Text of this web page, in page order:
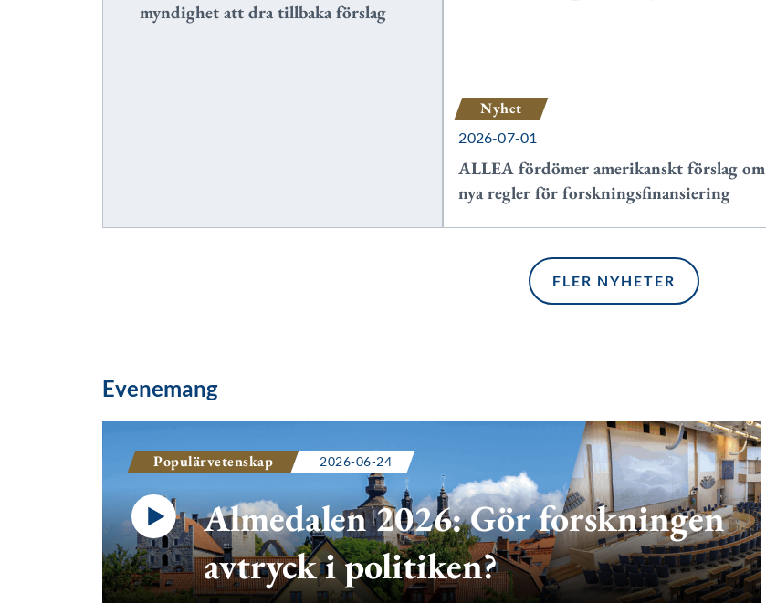
myndighet att dra tillbaka förslag
Nyhet
2026-07-01
ALLEA fördömer amerikanskt förslag om
nya regler för forskningsfinansiering
FLER NYHETER
FLER NYHETER
Evenemang
Populärvetenskap 2026-06-24
Almedalen 2026: Gör forskningen
avtryck i politiken?